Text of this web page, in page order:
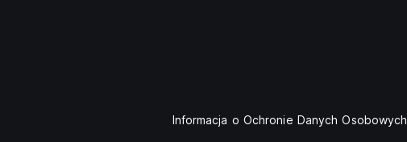
Informacja o Ochronie Danych Osobowych